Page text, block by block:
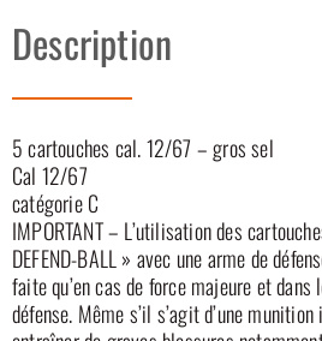
Description
5 cartouches cal. 12/67 – gros sel
Cal 12/67
catégorie C
IMPORTANT – L’utilisation des
DEFEND-BALL » avec une arme de
faite qu’en cas de force majeure et
défense. Même s’il s’agit d’une